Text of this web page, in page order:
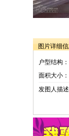
图片详细信
户型结构：
面积大小：
发图人描述